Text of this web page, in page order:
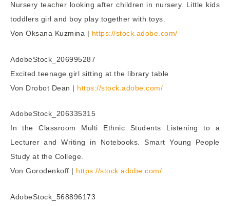
Nursery teacher looking after children in nursery. Little kids
toddlers girl and boy play together with toys.
Von Oksana Kuzmina | https://stock.adobe.com/
AdobeStock_206995287
Excited teenage girl sitting at the library table
Von Drobot Dean | https://stock.adobe.com/
AdobeStock_206335315
In the Classroom Multi Ethnic Students Listening to a
Lecturer and Writing in Notebooks. Smart Young People
Study at the College.
Von Gorodenkoff | https://stock.adobe.com/
AdobeStock_568896173